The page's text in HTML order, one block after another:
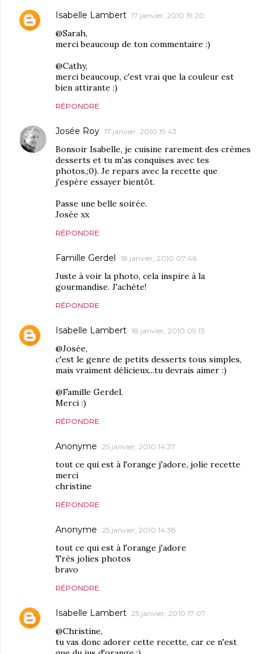
Isabelle Lambert 17 janvier, 2010 19:20
@Sarah,
merci beaucoup de ton commentaire :)
@Cathy,
merci beaucoup, c'est vrai que la couleur est
bien attirante :)
RÉPONDRE
Josée Roy 17 janvier, 2010 19:43
Bonsoir Isabelle, je cuisine rarement des crèmes
desserts et tu m'as conquises avec tes
photos,;0). Je repars avec la recette que
j'espère essayer bientôt.
Passe une belle soirée.
Josée xx
RÉPONDRE
Famille Gerdel 18 janvier, 2010 07:46
Juste à voir la photo, cela inspire à la
gourmandise. J'achète!
RÉPONDRE
Isabelle Lambert 18 janvier, 2010 09:13
@Josée,
c'est le genre de petits desserts tous simples,
mais vraiment délicieux...tu devrais aimer :)
@Famille Gerdel,
Merci :)
RÉPONDRE
Anonyme 25 janvier, 2010 14:37
tout ce qui est à l'orange j'adore, jolie recette
merci
christine
RÉPONDRE
Anonyme 25 janvier, 2010 14:38
tout ce qui est à l'orange j'adore
Très jolies photos
bravo
RÉPONDRE
Isabelle Lambert 25 janvier, 2010 17:07
@Christine,
tu vas donc adorer cette recette, car ce n'est